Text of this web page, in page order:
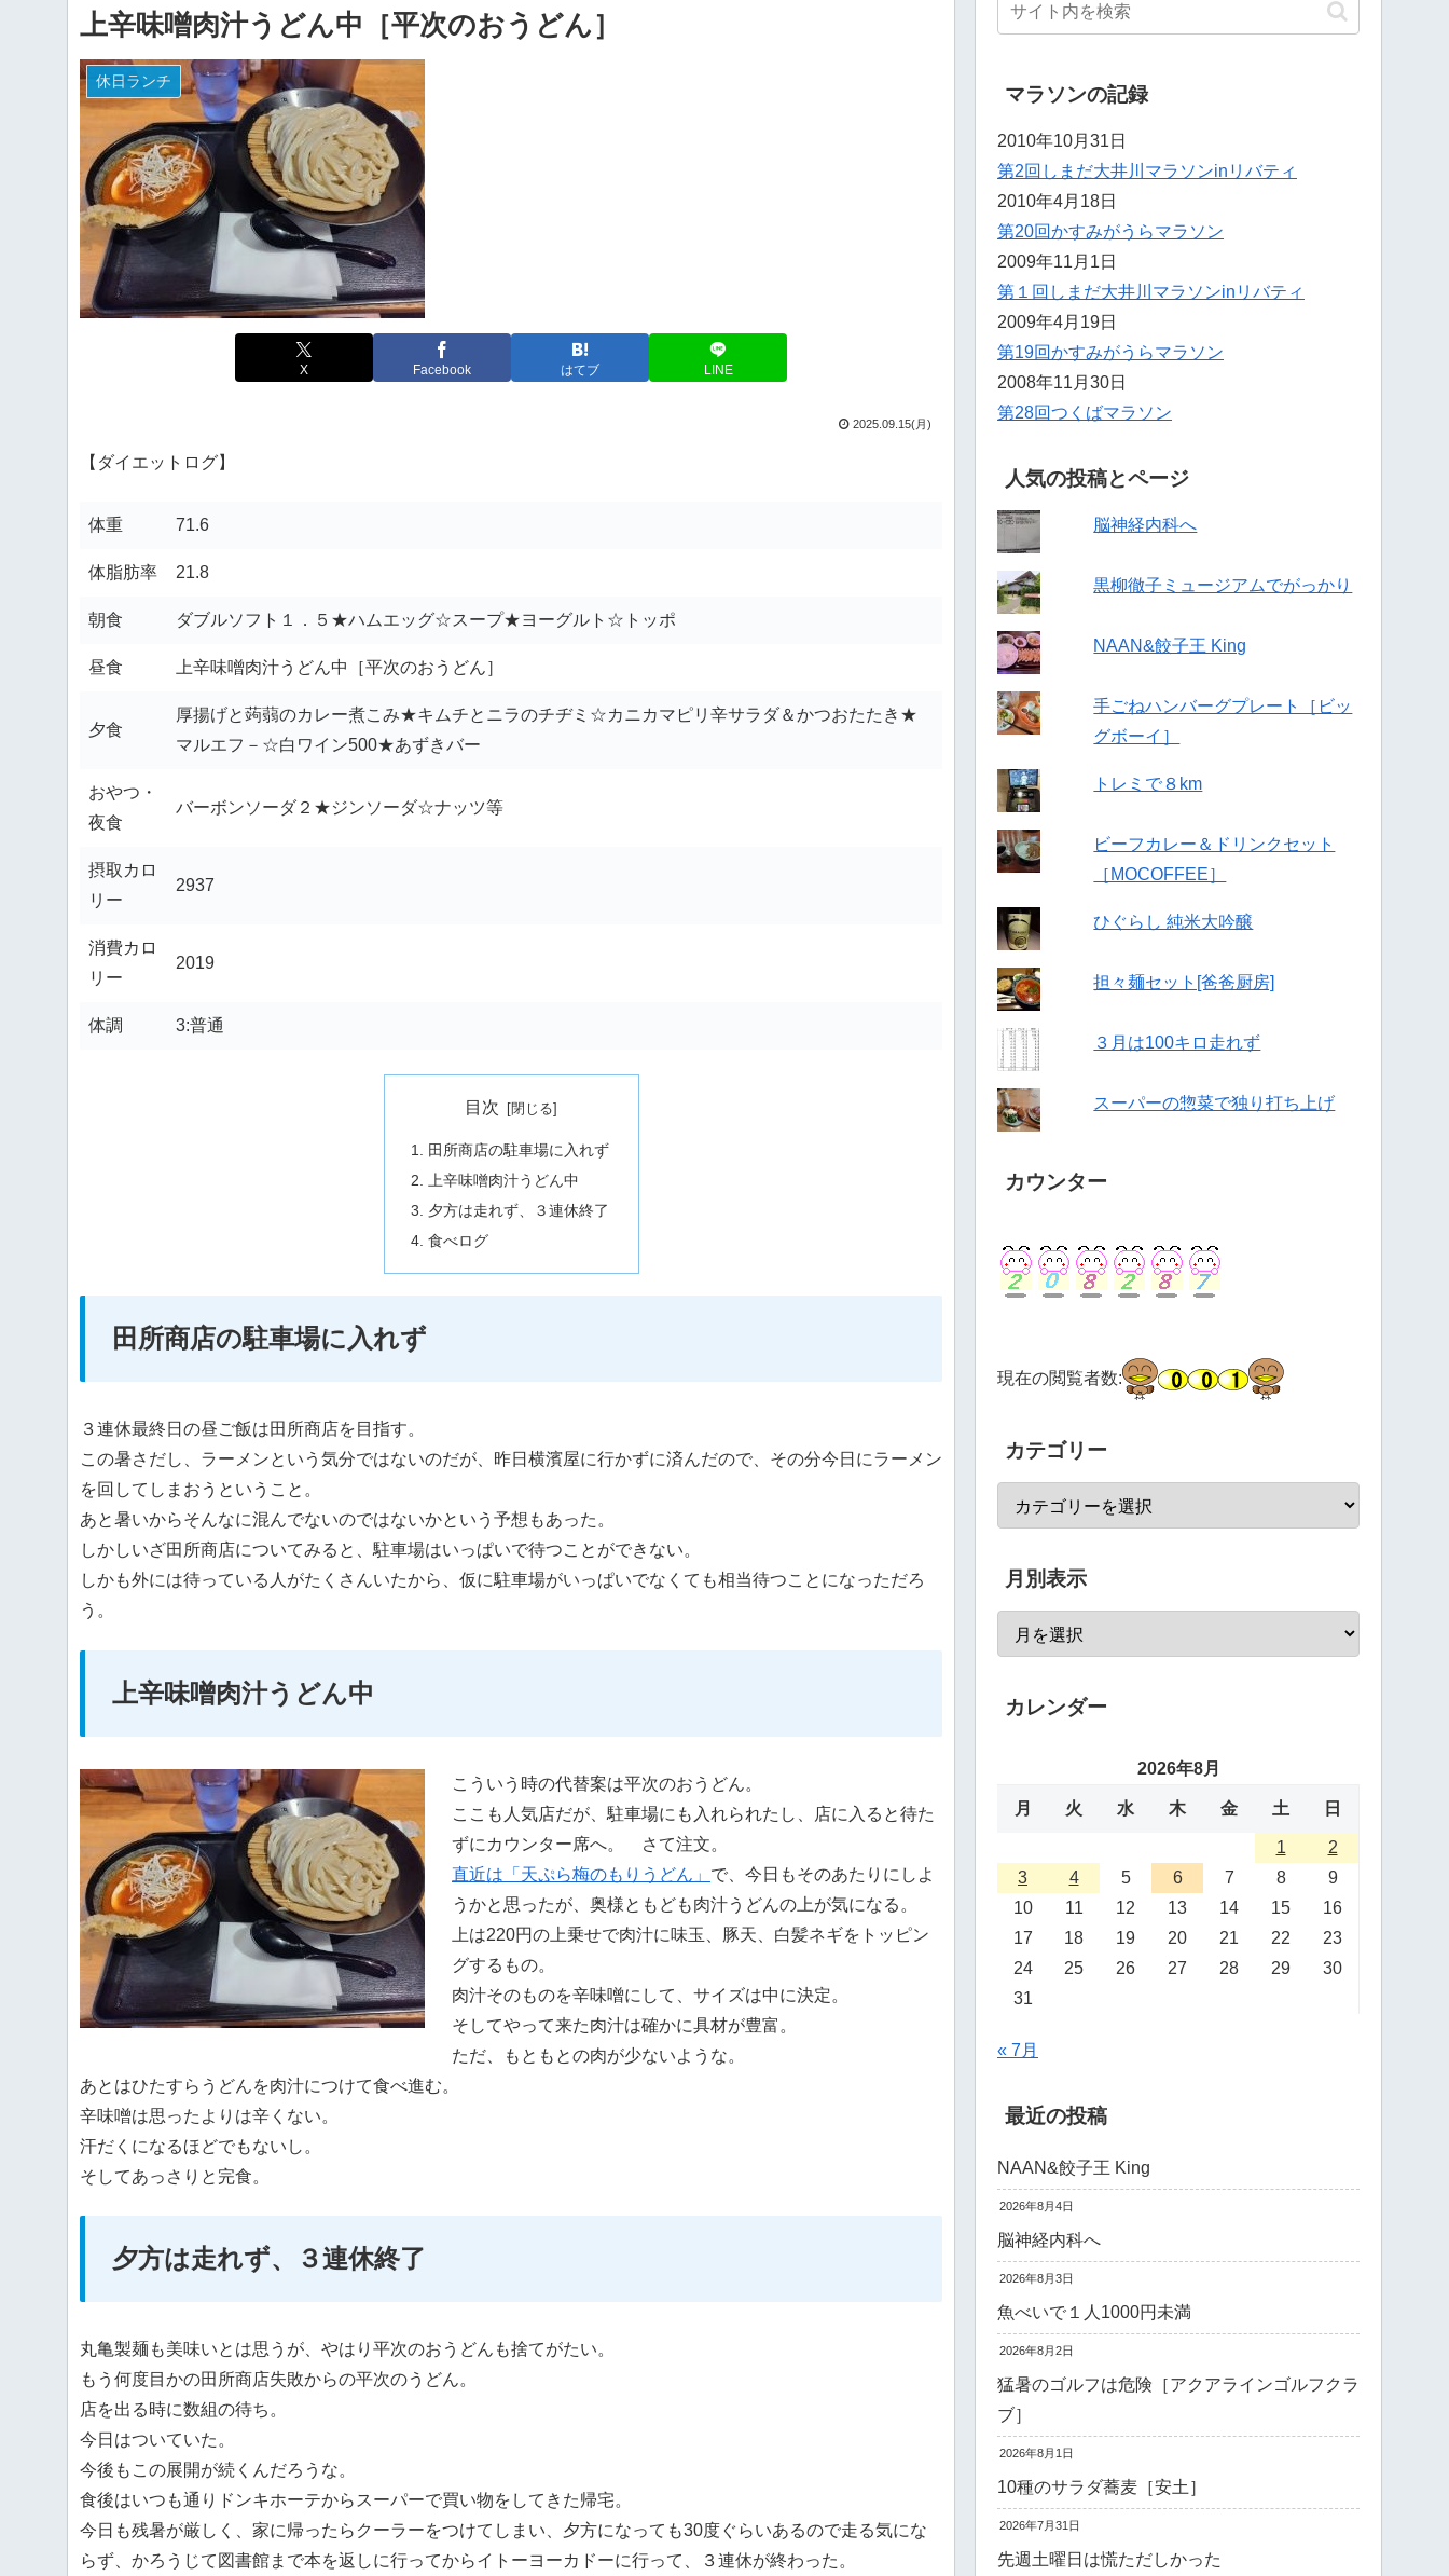
上辛味噌肉汁うどん中［平次のおうどん］
休日ランチ
X Facebook はてブ LINE
2025.09.15(月)
【ダイエットログ】
体重 71.6
体脂肪率 21.8
朝食 ダブルソフト１．５★ハムエッグ☆スープ★ヨーグルト☆トッポ
昼食 上辛味噌肉汁うどん中［平次のおうどん］
夕食
厚揚げと蒟蒻のカレー煮こみ★キムチとニラのチヂミ☆カニカマピリ辛サラダ＆かつおたたき★
マルエフ－☆白ワイン500★あずきバー
おやつ・
夜食
バーボンソーダ２★ジンソーダ☆ナッツ等
摂取カロ
リー
2937
消費カロ
リー
2019
体調 3:普通
目次
田所商店の駐車場に入れず
上辛味噌肉汁うどん中
夕方は走れず、３連休終了
食べログ
田所商店の駐車場に入れず
３連休最終日の昼ご飯は田所商店を目指す。
この暑さだし、ラーメンという気分ではないのだが、昨日横濱屋に行かずに済んだので、その分今日にラーメン
を回してしまおうということ。
あと暑いからそんなに混んでないのではないかという予想もあった。
しかしいざ田所商店についてみると、駐車場はいっぱいで待つことができない。
しかも外には待っている人がたくさんいたから、仮に駐車場がいっぱいでなくても相当待つことになっただろ
う。
上辛味噌肉汁うどん中
こういう時の代替案は平次のおうどん。
ここも人気店だが、駐車場にも入れられたし、店に入ると待た
ずにカウンター席へ。 さて注文。
直近は「天ぷら梅のもりうどん」 で、今日もそのあたりにしよ
うかと思ったが、奥様ともども肉汁うどんの上が気になる。
上は220円の上乗せで肉汁に味玉、豚天、白髪ネギをトッピン
グするもの。
肉汁そのものを辛味噌にして、サイズは中に決定。
そしてやって来た肉汁は確かに具材が豊富。
ただ、もともとの肉が少ないような。
あとはひたすらうどんを肉汁につけて食べ進む。
辛味噌は思ったよりは辛くない。
汗だくになるほどでもないし。
そしてあっさりと完食。
夕方は走れず、３連休終了
丸亀製麺も美味いとは思うが、やはり平次のおうどんも捨てがたい。
もう何度目かの田所商店失敗からの平次のうどん。
店を出る時に数組の待ち。
今日はついていた。
今後もこの展開が続くんだろうな。
食後はいつも通りドンキホーテからスーパーで買い物をしてきた帰宅。
今日も残暑が厳しく、家に帰ったらクーラーをつけてしまい、夕方になっても30度ぐらいあるので走る気にな
らず、かろうじて図書館まで本を返しに行ってからイトーヨーカドーに行って、３連休が終わった。
マラソンの記録
2010年10月31日
第2回しまだ大井川マラソンinリバティ
2010年4月18日
第20回かすみがうらマラソン
2009年11月1日
第１回しまだ大井川マラソンinリバティ
2009年4月19日
第19回かすみがうらマラソン
2008年11月30日
第28回つくばマラソン
人気の投稿とページ
脳神経内科へ
黒柳徹子ミュージアムでがっかり
NAAN&餃子王 King
手ごねハンバーグプレート［ビッ
グボーイ］
トレミで８km
ビーフカレー＆ドリンクセット
［MOCOFFEE］
ひぐらし 純米大吟醸
担々麺セット[爸爸厨房]
３月は100キロ走れず
スーパーの惣菜で独り打ち上げ
カウンター
現在の閲覧者数:
カテゴリー
月別表示
カレンダー
2026年8月
月 火 水 木 金 土 日
1
2
3
4 5 6 7 8
9
10
11 12 13 14 15
16
17
18 19 20 21 22
23
24
25 26 27 28 29
30
31
« 7月
最近の投稿
NAAN&餃子王 King
2026年8月4日
脳神経内科へ
2026年8月3日
魚べいで１人1000円未満
2026年8月2日
猛暑のゴルフは危険［アクアラインゴルフクラ
ブ］
2026年8月1日
10種のサラダ蕎麦［安土］
2026年7月31日
先週土曜日は慌ただしかった